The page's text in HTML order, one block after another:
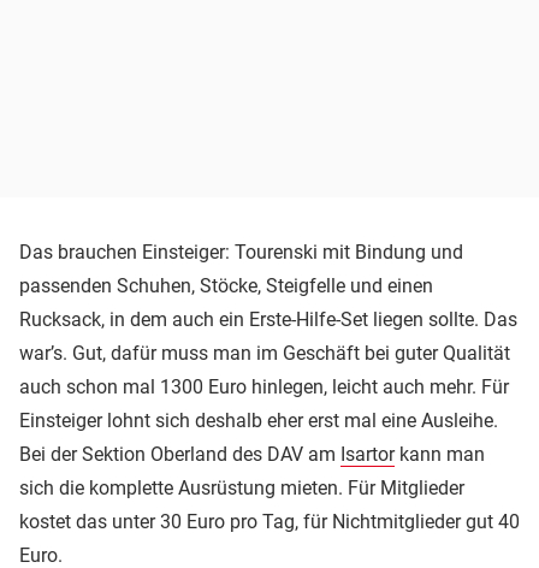
Das brauchen Einsteiger: Tourenski mit Bindung und
passenden Schuhen, Stöcke, Steigfelle und einen
Rucksack, in dem auch ein Erste-Hilfe-Set liegen sollte. Das
war’s. Gut, dafür muss man im Geschäft bei guter Qualität
auch schon mal 1300 Euro hinlegen, leicht auch mehr. Für
Einsteiger lohnt sich deshalb eher erst mal eine Ausleihe.
Bei der Sektion Oberland des DAV am Isartorkann man
sich die komplette Ausrüstung mieten. Für Mitglieder
kostet das unter 30 Euro pro Tag, für Nichtmitglieder gut 40
Euro.